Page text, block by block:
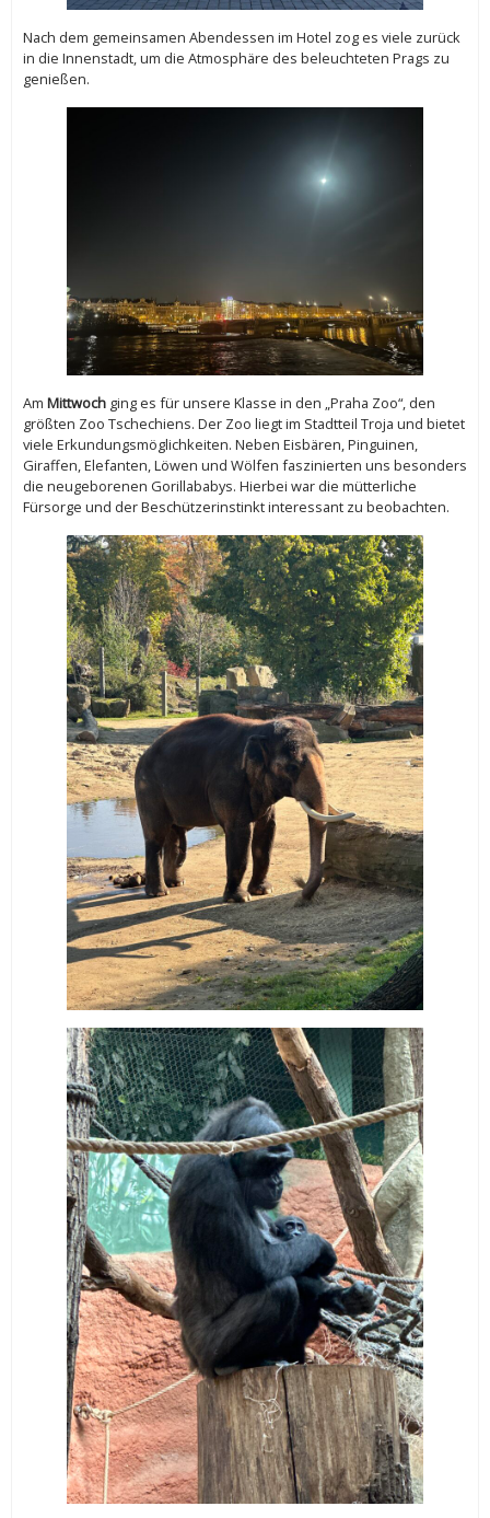
Nach dem gemeinsamen Abendessen im Hotel zog es viele zurück
in die Innenstadt, um die Atmosphäre des beleuchteten Prags zu
genießen.
Am Mittwoch ging es für unsere Klasse in den „Praha Zoo“, den
größten Zoo Tschechiens. Der Zoo liegt im Stadtteil Troja und bietet
viele Erkundungsmöglichkeiten. Neben Eisbären, Pinguinen,
Giraffen, Elefanten, Löwen und Wölfen faszinierten uns besonders
die neugeborenen Gorillababys. Hierbei war die mütterliche
Fürsorge und der Beschützerinstinkt interessant zu beobachten.